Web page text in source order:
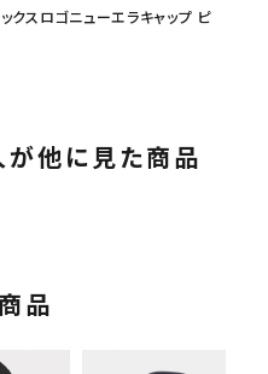
スロゴニューエラキャップ ピ
他に見た商品
品